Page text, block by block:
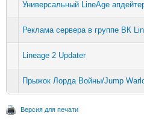
Универсальный LineAge
Реклама сервера в группе ВК
Lineage 2 Updater
Прыжок Лорда Войны/Jump
Версия для печати